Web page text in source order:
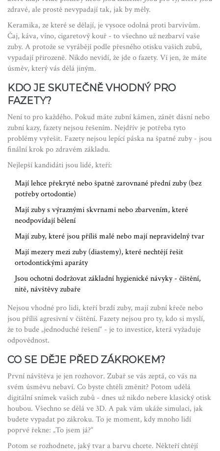
zdravé, ale prostě nevypadají tak, jak by měly.
Keramika, ze které se dělají, je vysoce odolná proti barvivům.
Čaj, káva, víno, cigaretový kouř - to všechno už nezbarví vaše
zuby. A protože se vyrábějí podle přesného otisku vašich zubů,
vypadají přirozeně. Nikdo nevidí, že jde o fazety. Ví jen, že máte
úsměv, který vás dělá jiným.
KDO JE SKUTEČNĚ VHODNÝ PRO
FAZETY?
Není to pro každého. Pokud máte zubní kámen, zánět dásní nebo
zubní kazy, fazety nejsou řešením. Nejdřív je potřeba tyto
problémy vyřešit. Fazety nejsou lepící páska na špatné zuby - jsou
finální krok po zdravém základu.
Nejlepší kandidáti jsou lidé, kteří:
Mají lehce překryté nebo špatně zarovnané přední zuby (bez
potřeby ortodontie)
Mají zuby s výraznými skvrnami nebo zbarvením, které
neodpovídají bělení
Mají zuby, které jsou příliš malé nebo mají nepravidelný tvar
Mají mezery mezi zuby (diastemy), které nechtějí řešit
ortodontickými aparáty
Jsou ochotni dodržovat základní hygienické návyky - čištění,
nitě, návštěvy zubaře
Nejsou vhodné pro lidi, kteří brzdí zuby, mají zubní křeče nebo
jsou příliš agresivní v čištění. Fazety nejsou pro ty, kdo si myslí,
že to bude „jednoduché řešení“ - je to investice, která vyžaduje
odpovědnost.
CO SE DĚJE PŘED ZÁKROKEM?
První návštěva je jen rozhovor. Zubař se vás zeptá, co vás na
svém úsměvu nebaví. Co byste chtěli změnit? Potom udělá
digitální snímek vašich zubů - dnes už nikdo nebere klasický otisk
houbou. Všechno se dělá ve 3D. A pak vám ukáže simulaci, jak
budete vypadat po zákroku. To je moment, kdy mnoho lidí
poprvé řekne: „To jsem já?“
Potom se rozhodnete, jaký tvar a barvu chcete. Někteří chtějí